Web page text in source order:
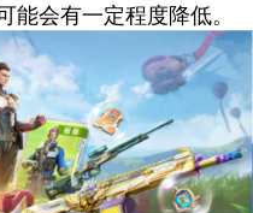
能会有一定程度降低。